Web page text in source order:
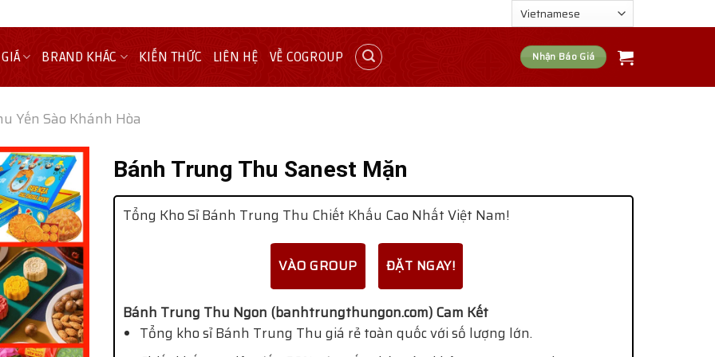
BRAND KHÁC KIẾN THỨC LIÊN HỆ VỀ COGROUP Nhận Báo Giá
Yến Sào Khánh Hòa
Bánh Trung Thu Sanest Mặn
Tổng Kho Sỉ Bánh Trung Thu Chiết Khấu Cao Nhất Việt Nam!
VÀO GROUP ĐẶT NGAY!
Bánh Trung Thu Ngon (banhtrungthungon.com) Cam Kết
Tổng kho sỉ Bánh Trung Thu giá rẻ toàn quốc với số lượng lớn.